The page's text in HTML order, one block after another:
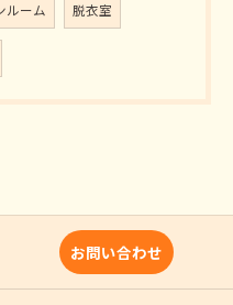
ルーム 脱衣室
お問い合わせ